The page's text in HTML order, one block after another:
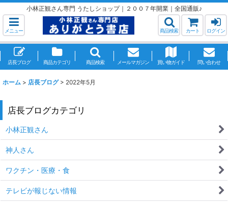
小林正観さん専門 うたしショップ｜２００７年開業｜全国通販♪
メニュー 商品検索 カート ログイン
店長ブログ 商品カテゴリ 商品検索 メールマガジン 買い物ガイド 問い合わせ
ホーム > 店長ブログ > 2022年5月
店長ブログカテゴリ
小林正観さん
神人さん
ワクチン・医療・食
テレビが報じない情報